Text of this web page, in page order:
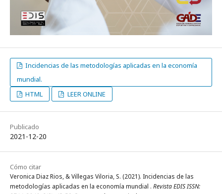
Incidencias de las metodologías aplicadas en la economía
mundial.
HTML
LEER ONLINE
Publicado
2021-12-20
Cómo citar
Veronica Diaz Rios, & Villegas Viloria, S. (2021). Incidencias de las
metodologías aplicadas en la economía mundial . Revista EDIS ISSN: